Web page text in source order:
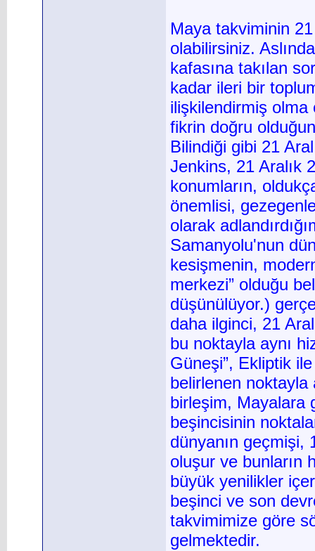
Maya takviminin
olabilirsiniz.
kafasına takılan
kadar ileri bir
ilişkilendirmiş olma
fikrin doğru
Bilindiği gibi 21
Jenkins, 21 Aralık
konumların,
önemlisi,
olarak
Samanyolu'nun
kesişmenin,
merkezi” olduğu
düşünülüyor.)
daha ilginci, 21
bu noktayla aynı
Güneşi”, Ekliptik
belirlenen noktayla
birleşim, Mayalara
beşincisinin
dünyanın geçmişi,
oluşur ve bunların
büyük yenilikler
beşinci ve son
takvimimize göre
gelmektedir.